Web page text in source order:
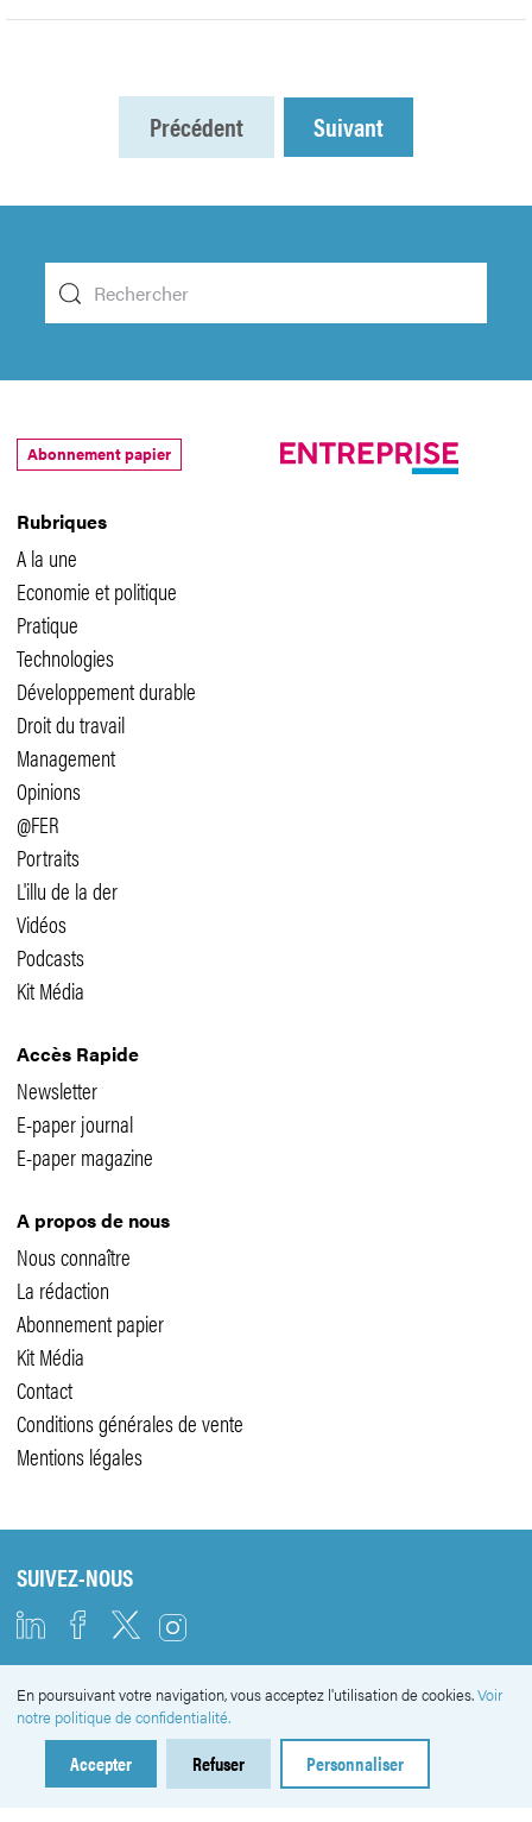
Précédent Suivant
Rubriques
A la une
Economie et politique
Pratique
Technologies
Développement durable
Droit du travail
Management
Opinions
@FER
Portraits
L'illu de la der
Vidéos
Podcasts
Kit Média
Accès Rapide
Newsletter
E-paper journal
E-paper magazine
A propos de nous
Nous connaître
La rédaction
Abonnement papier
Kit Média
Contact
Conditions générales de vente
Mentions légales
Abonnement papier
SUIVEZ-NOUS
NEWSLETTER
En poursuivant votre navigation, vous acceptez l'utilisation de cookies.Voir
notre politique de confidentialité.
Accepter Refuser Personnaliser